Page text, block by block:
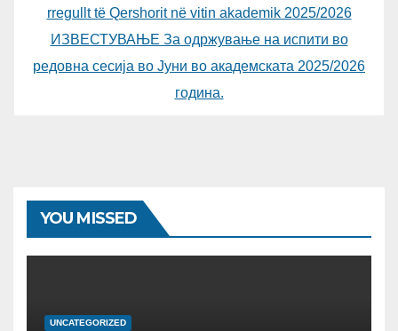
rregullt të Qershorit në vitin akademik 2025/2026
ИЗВЕСТУВАЊЕ За одржување на испити во
редовна сесија во Јуни во академската 2025/2026
година.
YOU MISSED
UNCATEGORIZED